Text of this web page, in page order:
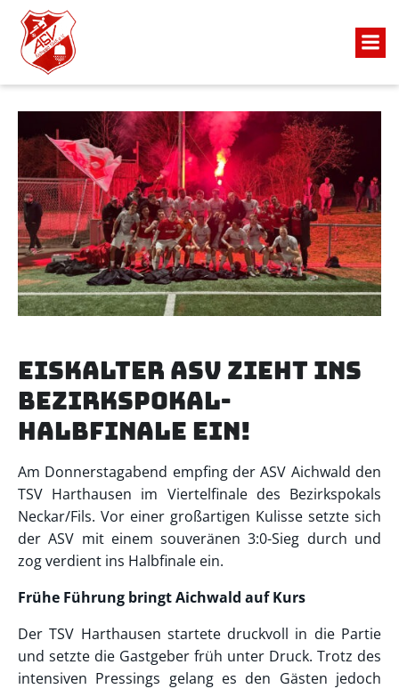
Eiskalter ASV zieht ins
Bezirkspokal-
Halbfinale ein!
Am Donnerstagabend empfing der ASV Aichwald den
TSV Harthausen im Viertelfinale des Bezirkspokals
Neckar/Fils. Vor einer großartigen Kulisse setzte sich
der ASV mit einem souveränen 3:0-Sieg durch und
zog verdient ins Halbfinale ein.
Frühe Führung bringt Aichwald auf Kurs
Der TSV Harthausen startete druckvoll in die Partie
und setzte die Gastgeber früh unter Druck. Trotz des
intensiven Pressings gelang es den Gästen jedoch